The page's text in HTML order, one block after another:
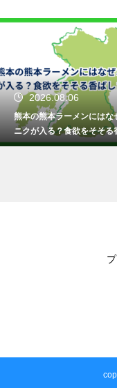
2026.08.06
熊本の熊本ラーメンにはな
ニクが入る？食欲をそそる
さの理由